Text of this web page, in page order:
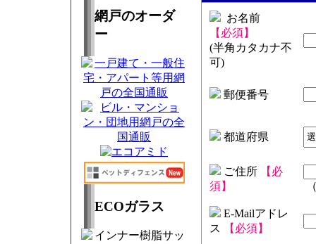
網戸のオーダ
ー
ECOガラス
お名前
【必須】
(半角カタカナ不
可)
郵便番号
都道府県
ご住所
【必
須】
E-Mailアドレ
ス
【必須】